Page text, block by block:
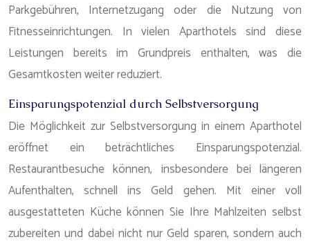
Parkgebühren, Internetzugang oder die Nutzung von
Fitnesseinrichtungen. In vielen Aparthotels sind diese
Leistungen bereits im Grundpreis enthalten, was die
Gesamtkosten weiter reduziert.
Einsparungspotenzial durch Selbstversorgung
Die Möglichkeit zur Selbstversorgung in einem Aparthotel
eröffnet ein beträchtliches Einsparungspotenzial.
Restaurantbesuche können, insbesondere bei längeren
Aufenthalten, schnell ins Geld gehen. Mit einer voll
ausgestatteten Küche können Sie Ihre Mahlzeiten selbst
zubereiten und dabei nicht nur Geld sparen, sondern auch